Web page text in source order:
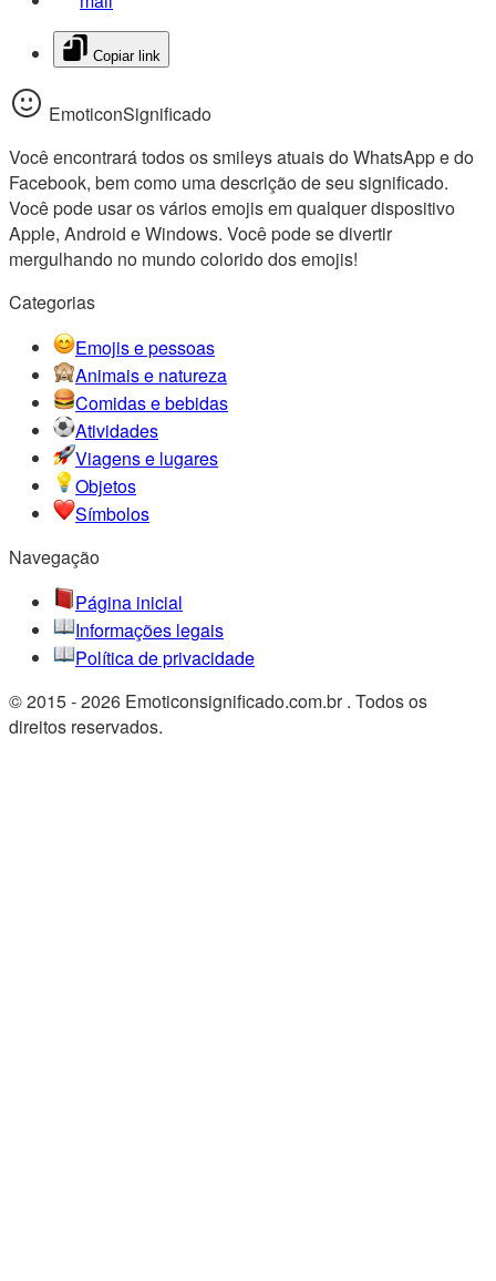
Copiar link
EmoticonSignificado
Você encontrará todos os smileys atuais do WhatsApp e do
Facebook, bem como uma descrição de seu significado.
Você pode usar os vários emojis em qualquer dispositivo
Apple, Android e Windows. Você pode se divertir
mergulhando no mundo colorido dos emojis!
Categorias
Emojis e pessoas
Animais e natureza
Comidas e bebidas
Atividades
Viagens e lugares
Objetos
Símbolos
Navegação
Página inicial
Informações legais
Política de privacidade
© 2015 - 2026 Emoticonsignificado.com.br . Todos os
direitos reservados.